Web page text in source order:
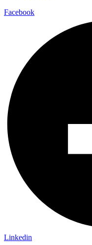
Facebook
Linkedin